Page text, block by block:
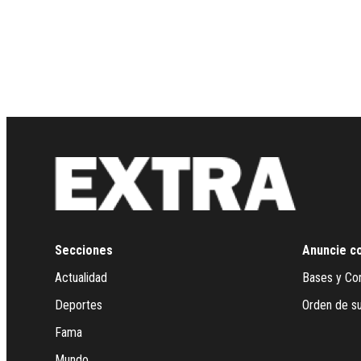
Secciones
Actualidad
Deportes
Fama
Anuncie
Bases y
Orden de